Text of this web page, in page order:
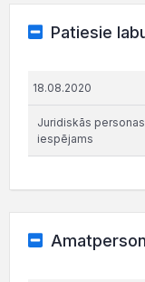
Patiesie
18.08.2020
Juridiskās
iespējams